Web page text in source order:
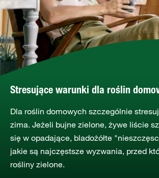
Stresujące warunki dla roślin
Dla roślin domowych szczególnie
zima. Jeżeli bujne zielone, żywe liście
się w opadające, bladożółte
jakie są najczęstsze wyzwania, przed
rośliny zielone.